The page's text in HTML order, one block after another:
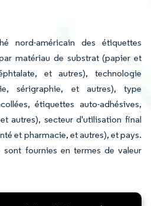
nord-américain des étiquettes
matériau de substrat (papier et
et autres), technologie
sérigraphie, et autres), type
étiquettes auto-adhésives,
autres), secteur d'utilisation final
et pharmacie, et autres), et pays.
sont fournies en termes de valeur